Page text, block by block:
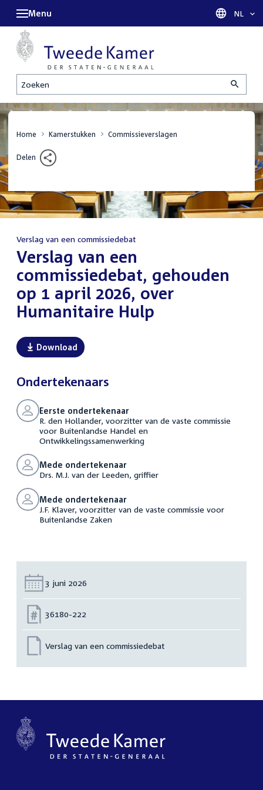
Zoeken
Menu Taal
NL
Home Kamerstukken Commissieverslagen
Delen
Verslag van een commissiedebat
:Verslag van een
commissiedebat, gehouden
op 1 april 2026, over
Humanitaire Hulp
Download
Ondertekenaars
Eerste ondertekenaar
R. den Hollander, voorzitter van de vaste commissie
voor Buitenlandse Handel en
Ontwikkelingssamenwerking
Mede ondertekenaar
Drs. M.J. van der Leeden, griffier
Mede ondertekenaar
J.F. Klaver, voorzitter van de vaste commissie voor
Buitenlandse Zaken
Datum:
3 juni 2026
Nummer:
36180-222
Verslag van een commissiedebat